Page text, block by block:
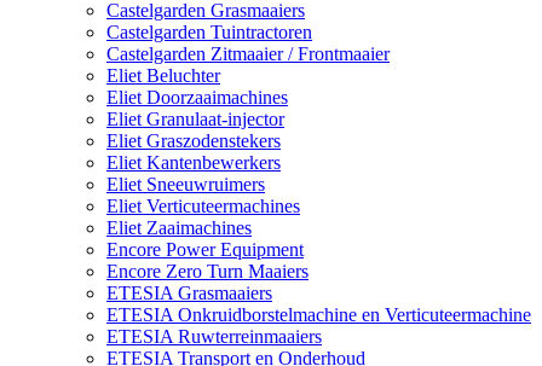
Castelgarden Grasmaaiers
Castelgarden Tuintractoren
Castelgarden Zitmaaier / Frontmaaier
Eliet Beluchter
Eliet Doorzaaimachines
Eliet Granulaat-injector
Eliet Graszodenstekers
Eliet Kantenbewerkers
Eliet Sneeuwruimers
Eliet Verticuteermachines
Eliet Zaaimachines
Encore Power Equipment
Encore Zero Turn Maaiers
ETESIA Grasmaaiers
ETESIA Onkruidborstelmachine en Verticuteermachine
ETESIA Ruwterreinmaaiers
ETESIA Transport en Onderhoud